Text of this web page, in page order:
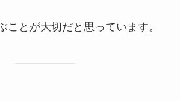
ことが大切だと思っています。